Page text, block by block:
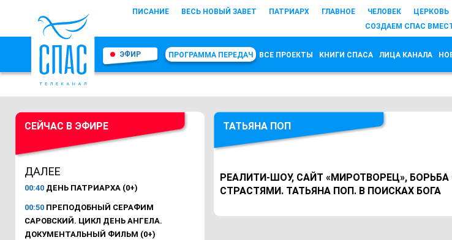
ПИСАНИЕ ВЕСЬ НОВЫЙ ЗАВЕТ ПАТРИАРХ ГЛАВНОЕ ЧЕЛОВЕК ЦЕРКОВЬ
СОЗДАЕМ СПАС
ЭФИР ПРОГРАММА ПЕРЕДАЧ ВСЕ ПРОЕКТЫ КНИГИ СПАСА ЛИЦА КАНАЛА
СЕЙЧАС В ЭФИРЕ
ДАЛЕЕ
00:40 ДЕНЬ ПАТРИАРХА (0+)
00:50 ПРЕПОДОБНЫЙ СЕРАФИМ
САРОВСКИЙ. ЦИКЛ ДЕНЬ АНГЕЛА.
ДОКУМЕНТАЛЬНЫЙ ФИЛЬМ (0+)
ТАТЬЯНА ПОП
РЕАЛИТИ-ШОУ, САЙТ «МИРОТВОРЕЦ»,
СТРАСТЯМИ. ТАТЬЯНА ПОП. В ПОИСКАХ БОГА